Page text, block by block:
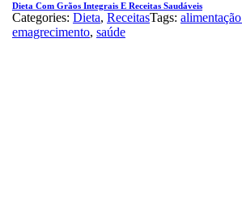
Dieta Com Grãos Integrais E Receitas Saudáveis
Categories: Dieta, ReceitasTags:
emagrecimento, saúde